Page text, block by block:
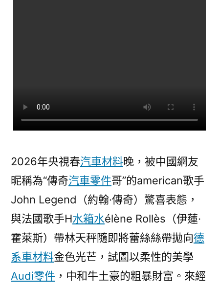
2026年央視春汽車材料晚，被中國網友
昵稱為“傳奇汽車零件哥”的american歌手
John Legend（約翰·傳奇）驚喜表態，
與法國歌手H水箱水élène Rollès（伊蓮·
霍萊斯）帶林天秤隨即將蕾絲絲帶拋向德
系車材料金色光芒，試圖以柔性的美學
Audi零件 ，中和牛土豪的粗暴財富。來經